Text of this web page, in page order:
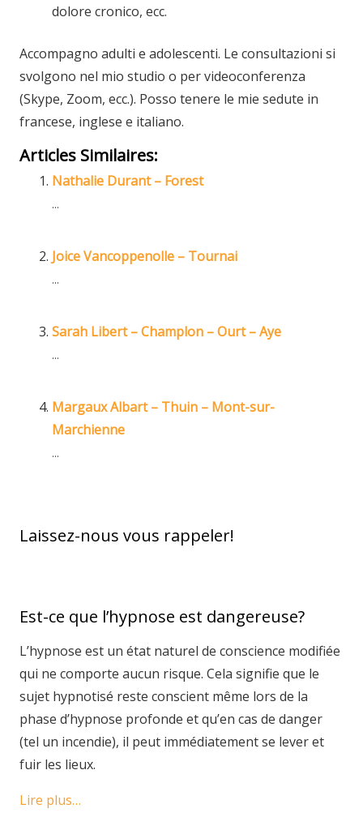
dolore cronico, ecc.
Accompagno adulti e adolescenti. Le consultazioni si
svolgono nel mio studio o per videoconferenza
(Skype, Zoom, ecc.). Posso tenere le mie sedute in
francese, inglese e italiano.
Articles Similaires:
Nathalie Durant – Forest
...
Joice Vancoppenolle – Tournai
...
Sarah Libert – Champlon – Ourt – Aye
...
Margaux Albart – Thuin – Mont-sur-
Marchienne
...
Laissez-nous vous rappeler!
Est-ce que l’hypnose est dangereuse?
L’hypnose est un état naturel de conscience modifiée
qui ne comporte aucun risque. Cela signifie que le
sujet hypnotisé reste conscient même lors de la
phase d’hypnose profonde et qu’en cas de danger
(tel un incendie), il peut immédiatement se lever et
fuir les lieux.
Lire plus…